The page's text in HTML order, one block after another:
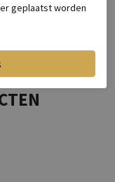
geplaatst worden